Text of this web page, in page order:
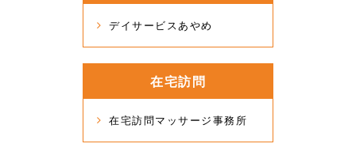
デイサービスあやめ
在宅訪問
在宅訪問マッサージ事務所